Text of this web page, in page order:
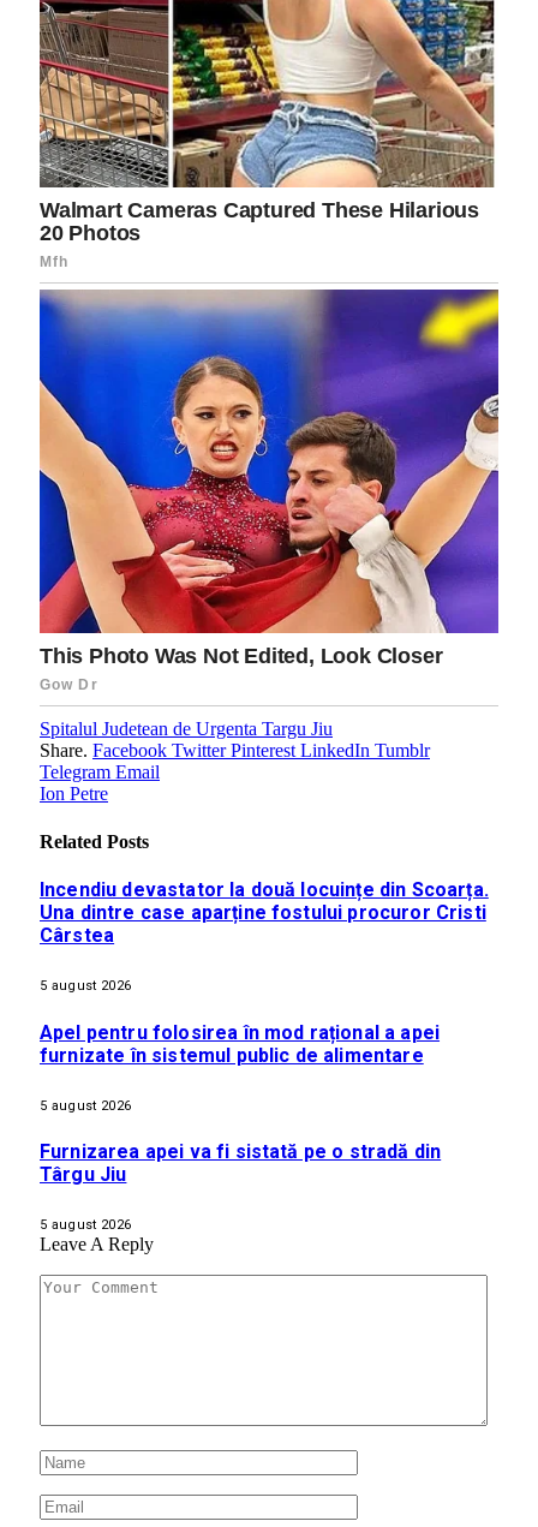
Spitalul Judetean de Urgenta Targu Jiu
Share. Facebook Twitter Pinterest LinkedIn Tumblr
Telegram Email
Ion Petre
Related Posts
Incendiu devastator la două locuințe din Scoarța.
Una dintre case aparține fostului procuror Cristi
Cârstea
5 august 2026
Apel pentru folosirea în mod rațional a apei
furnizate în sistemul public de alimentare
5 august 2026
Furnizarea apei va fi sistată pe o stradă din
Târgu Jiu
5 august 2026
Leave A Reply